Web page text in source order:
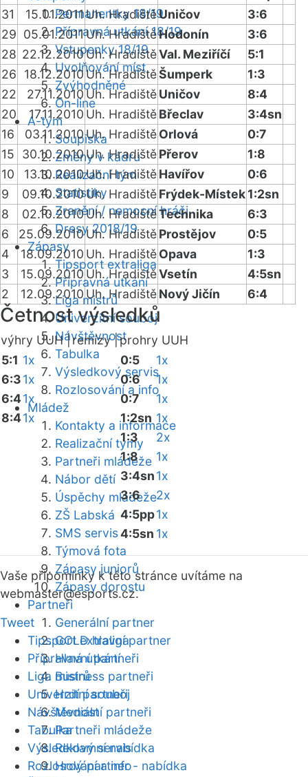
Permanentky 18/19
Přípravná utkání 18/19
Vstupenky 18/19
Uvolňování míst
Zvýhodněné
On-line
A-tým
Soupiska
Změny v kádru
Realizační tým
Statistiky
Zranění / nemocní hráči
Dresy 2018/19
Zápasy
Tipsport extraliga
Přípravná utkání
Liga mistrů
Univerzitní souboj
Návštěvnost
Tabulka
Výsledkový servis
Rozlosování a info
Mládež
Kontakty a informace
Realizační týmy
Partneři mládeže
Nábor dětí
Úspěchy mládeže
ZŠ Labská
SMS servis
Týmová fota
Zápasy juniorů
Zápasy dorostu
Partneři
Generální partner
GOLD hlavní partner
Hlavní partneři
Business partneři
Hrdí partneři
Mediální partneři
Partneři mládeže
Reklamní nabídka
Hrdý partner - nabídka
31
15.01.2011Uh. HradištěUničov
3:6
29 05.01.2011Uh. HradištěHodonín
3:6
28 22.12.2010Uh. HradištěVal. Meziříčí
5:1
26
18.12.2010Uh. HradištěŠumperk
1:3
22
27.11.2010Uh. HradištěUničov
8:4
20
17.11.2010 Uh. HradištěBřeclav
3:4sn
16
03.11.2010Uh. HradištěOrlová
0:7
15
30.10.2010Uh. HradištěPřerov
1:8
10
13.10.2010Uh. HradištěHavířov
0:6
9
09.10.2010Uh. HradištěFrýdek-Místek1:2sn
8
02.10.2010Uh. HradištěTechnika
6:3
6
25.09.2010Uh. HradištěProstějov
0:5
4
18.09.2010 Uh. HradištěOpava
1:3
3
15.09.2010 Uh. HradištěVsetín
4:5sn
2
12.09.2010 Uh. HradištěNový Jičín 6:4
Četnost výsledků
výhry UUH |remízy |prohry UUH
5:1 1x
6:31x
6:41x
8:41x
0:5
1x
0:6
1x
0:7
1x
1:2sn 1x
1:3
2x
1:8
1x
3:4sn1x
3:6
2x
4:5pp1x
4:5sn 1x
Vaše připomínky k této stránce uvítáme na
webmaster@esports.cz.
Tweet
Tipsport extraliga
Přípravná utkání
Liga mistrů
Univerzitní souboj
Návštěvnost
Tabulka
Výsledkový servis
Rozlosování a info